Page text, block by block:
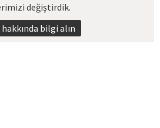
değiştirdik.
bilgi alın